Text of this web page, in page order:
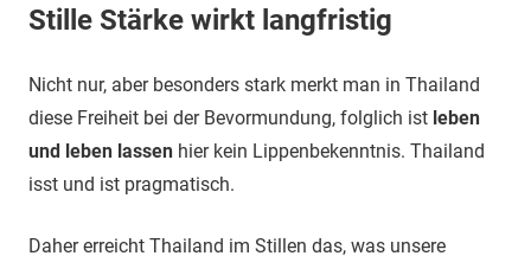
Stille Stärke wirkt langfristig
Nicht nur, aber besonders stark merkt man in Thailand
diese Freiheit bei der Bevormundung, folglich ist leben
und leben lassen hier kein Lippenbekenntnis. Thailand
isst und ist pragmatisch.
Daher erreicht Thailand im Stillen das, was unsere